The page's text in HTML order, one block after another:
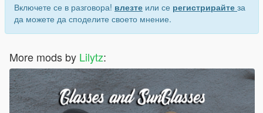
Включете се в разговора! влезте или се регистрирайте за
да можете да споделите своето мнение.
More mods by Lilytz: